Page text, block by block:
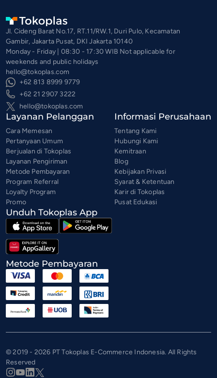
Jl. Cideng Barat No.17, RT.11/RW.1, Duri Pulo, Kecamatan
Gambir, Jakarta Pusat, DKI Jakarta 10140
Monday - Friday | 08:30 - 17:30 WIB Not applicable for
weekends and public holidays
hello@tokoplas.com
+62 813 8999 9779
+62 21 2907 3222
hello@tokoplas.com
Layanan Pelanggan
Cara Memesan
Pertanyaan Umum
Berjualan di Tokoplas
Layanan Pengiriman
Metode Pembayaran
Program Referral
Loyalty Program
Promo
Informasi Perusahaan
Tentang Kami
Hubungi Kami
Kemitraan
Blog
Kebijakan Privasi
Syarat & Ketentuan
Karir di Tokoplas
Pusat Edukasi
Unduh Tokoplas App
Metode Pembayaran
© 2019 - 2026 PT Tokoplas E-Commerce Indonesia. All Rights
Reserved